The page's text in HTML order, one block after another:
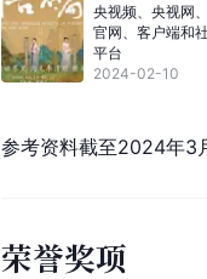
央视频、央视网
官网、客户端和
平台
2024-02-10
参考资料截至2024年3
荣誉奖项